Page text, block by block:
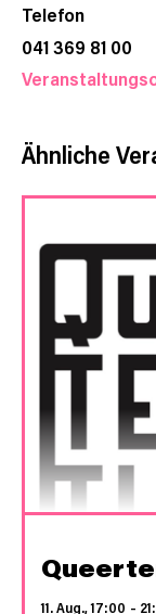
Telefon
041 369 81 00
Ähnliche
11. Aug., 17:00 –